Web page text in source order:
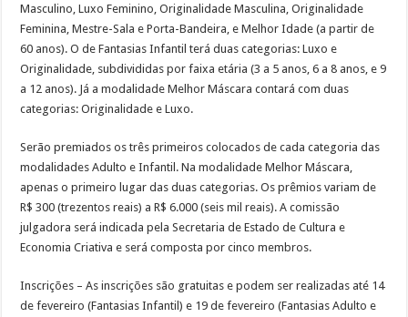
Masculino, Luxo Feminino, Originalidade Masculina, Originalidade
Feminina, Mestre-Sala e Porta-Bandeira, e Melhor Idade (a partir de
60 anos). O de Fantasias Infantil terá duas categorias: Luxo e
Originalidade, subdivididas por faixa etária (3 a 5 anos, 6 a 8 anos, e 9
a 12 anos). Já a modalidade Melhor Máscara contará com duas
categorias: Originalidade e Luxo.
Serão premiados os três primeiros colocados de cada categoria das
modalidades Adulto e Infantil. Na modalidade Melhor Máscara,
apenas o primeiro lugar das duas categorias. Os prêmios variam de
R$ 300 (trezentos reais) a R$ 6.000 (seis mil reais). A comissão
julgadora será indicada pela Secretaria de Estado de Cultura e
Economia Criativa e será composta por cinco membros.
Inscrições – As inscrições são gratuitas e podem ser realizadas até 14
de fevereiro (Fantasias Infantil) e 19 de fevereiro (Fantasias Adulto e